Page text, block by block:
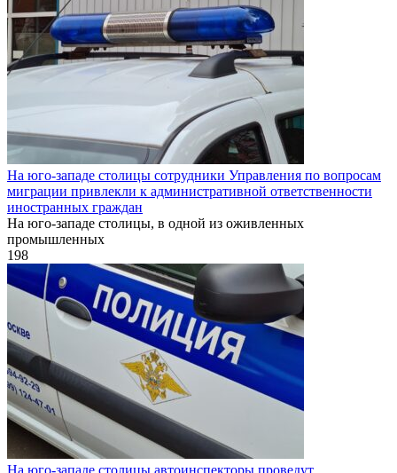
На юго-западе столицы сотрудники Управления по вопросам
миграции привлекли к административной ответственности
иностранных граждан
На юго-западе столицы, в одной из оживленных
промышленных
198